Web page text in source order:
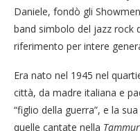
Daniele, fondò gli
band simbolo del jazz rock
riferimento per intere
Era nato nel 1945 nel
città, da madre italiana e
“figlio della guerra”, e la
quelle cantate nella